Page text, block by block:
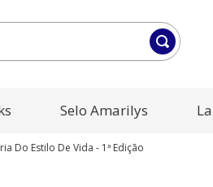
Selo Amarilys
Do Estilo De Vida - 1ª Edição